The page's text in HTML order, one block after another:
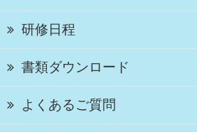
研修日程
書類ダウンロード
よくあるご質問